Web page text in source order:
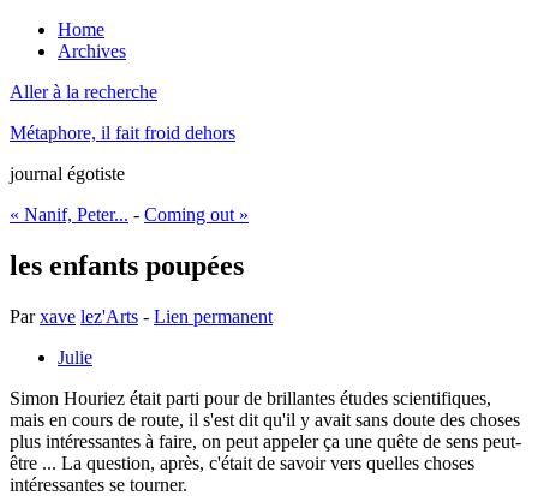
Home
Archives
Aller à la recherche
Métaphore, il fait froid dehors
journal égotiste
« Nanif, Peter... - Coming out »
les enfants poupées
Parxave lez'Arts - Lien permanent
Julie
Simon Houriez était parti pour de brillantes études scientifiques,
mais en cours de route, il s'est dit qu'il y avait sans doute des choses
plus intéressantes à faire, on peut appeler ça une quête de sens peut-
être ... La question, après, c'était de savoir vers quelles choses
intéressantes se tourner.